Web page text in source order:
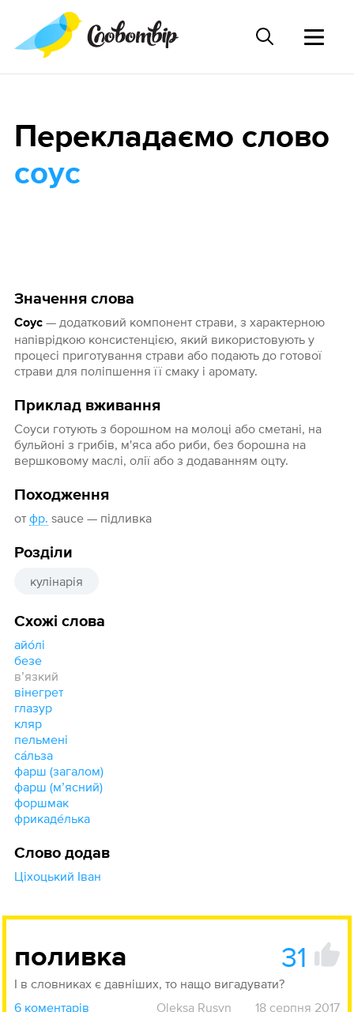
Значення слова
Соус— додатковий компонент страви, з характерною
напіврідкою консистенцією, який використовують у
процесі приготування страви або подають до готової
страви для поліпшення її смаку і аромату.
Приклад вживання
Соуси готують з борошном на молоці або сметані, на
бульйоні з грибів, м'яса або риби, без борошна на
вершковому маслі, олії або з додаванням оцту.
Походження
от фр. sauce — підливка
Розділи
кулінарія
Схожі слова
айо́лі
безе
вʼязкий
вінегрет
глазур
кляр
пельмені
са́льза
фарш (загалом)
фарш (мʼясний)
форшмак
фрикаде́лька
Слово додав
Ціхоцький Іван
Перекладаємо слово
соус
поливка 31
І в словниках є давніших, то нащо вигадувати?
6 коментарів
Oleksa Rusyn 18 серпня 2017